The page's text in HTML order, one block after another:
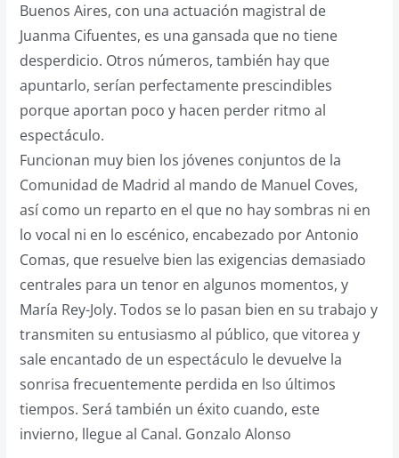
Buenos Aires, con una actuación magistral de
Juanma Cifuentes, es una gansada que no tiene
desperdicio. Otros números, también hay que
apuntarlo, serían perfectamente prescindibles
porque aportan poco y hacen perder ritmo al
espectáculo.
Funcionan muy bien los jóvenes conjuntos de la
Comunidad de Madrid al mando de Manuel Coves,
así como un reparto en el que no hay sombras ni en
lo vocal ni en lo escénico, encabezado por Antonio
Comas, que resuelve bien las exigencias demasiado
centrales para un tenor en algunos momentos, y
María Rey-Joly. Todos se lo pasan bien en su trabajo y
transmiten su entusiasmo al público, que vitorea y
sale encantado de un espectáculo le devuelve la
sonrisa frecuentemente perdida en lso últimos
tiempos. Será también un éxito cuando, este
invierno, llegue al Canal. Gonzalo Alonso